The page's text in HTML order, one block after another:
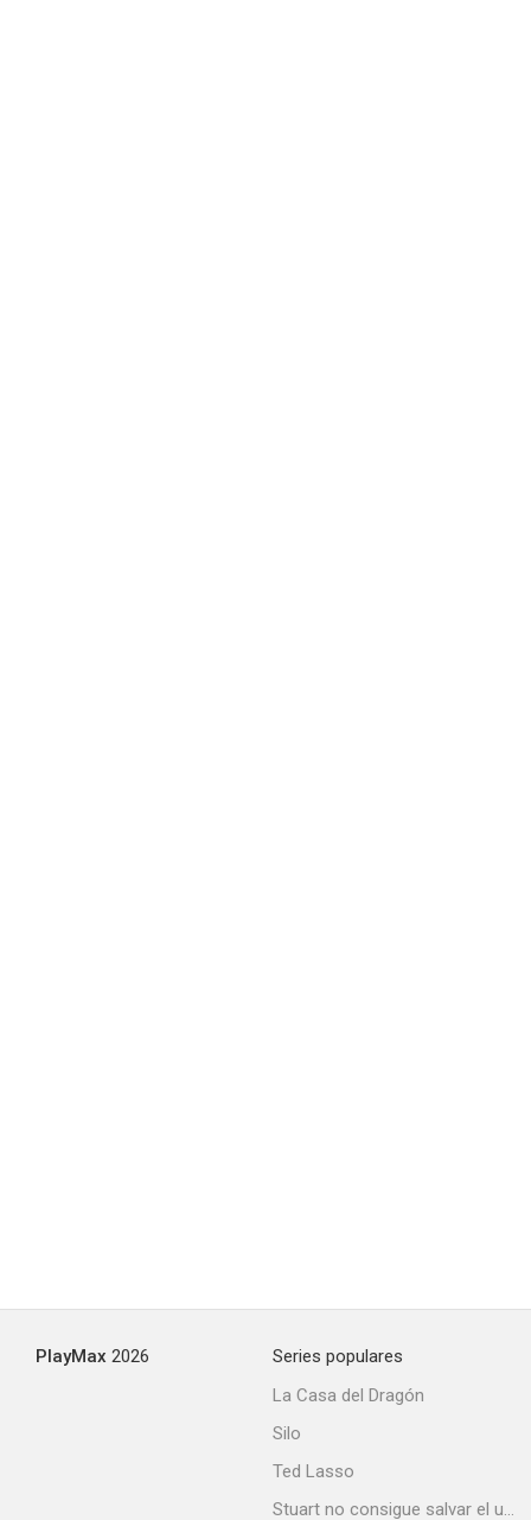
PlayMax 2026
Series populares
La Casa del Dragón
Silo
Ted Lasso
Stuart no consigue salvar el universo